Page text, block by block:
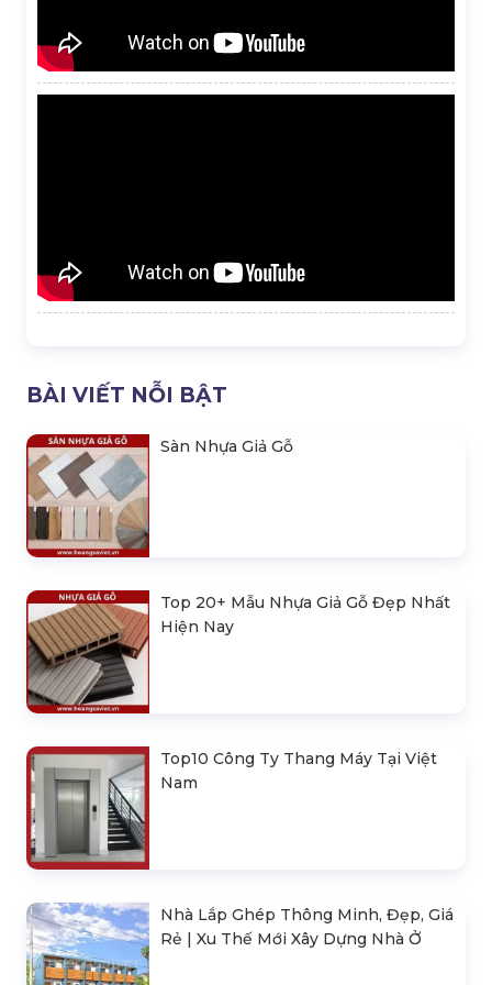
BÀI VIẾT NỖI BẬT
Sàn Nhựa Giả Gỗ
Top 20+ Mẫu Nhựa Giả Gỗ Đẹp Nhất
Hiện Nay
Top10 Công Ty Thang Máy Tại Việt
Nam
Nhà Lắp Ghép Thông Minh, Đẹp, Giá
Rẻ | Xu Thế Mới Xây Dựng Nhà Ở